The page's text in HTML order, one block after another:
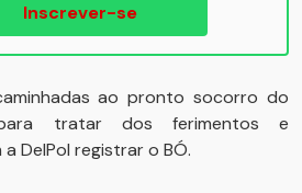
Inscrever-se
ao pronto socorro do
tratar dos ferimentos e
DelPol registrar o BÓ.